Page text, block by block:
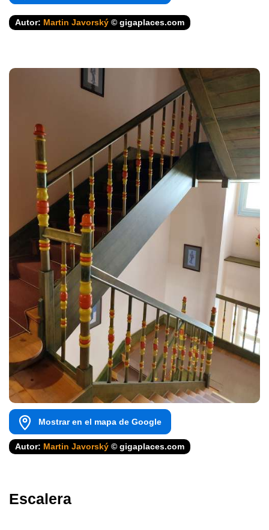
Autor: Martin Javorský © gigaplaces.com
Mostrar en el mapa de Google
Autor: Martin Javorský © gigaplaces.com
Escalera